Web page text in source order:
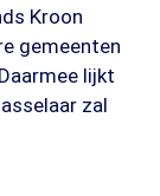
Kroon
gemeenten
lijkt
zal